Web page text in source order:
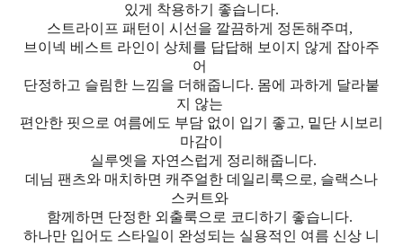
있게 착용하기 좋습니다.
스트라이프 패턴이 시선을 깔끔하게 정돈해주며,
브이넥 베스트 라인이 상체를 답답해 보이지 않게 잡아주
어
단정하고 슬림한 느낌을 더해줍니다. 몸에 과하게 달라붙
지 않는
편안한 핏으로 여름에도 부담 없이 입기 좋고, 밑단 시보리
마감이
실루엣을 자연스럽게 정리해줍니다.
데님 팬츠와 매치하면 캐주얼한 데일리룩으로, 슬랙스나
스커트와
함께하면 단정한 외출룩으로 코디하기 좋습니다.
하나만 입어도 스타일이 완성되는 실용적인 여름 신상 니